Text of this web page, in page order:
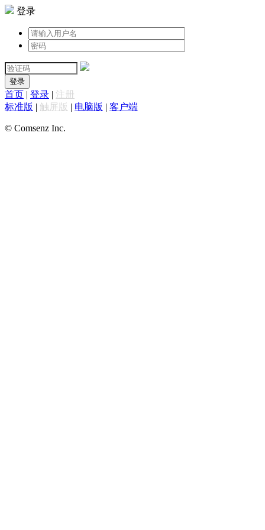
登录
登录
首页 | 登录 | 注册
标准版 | 触屏版 | 电脑版 | 客户端
© Comsenz Inc.